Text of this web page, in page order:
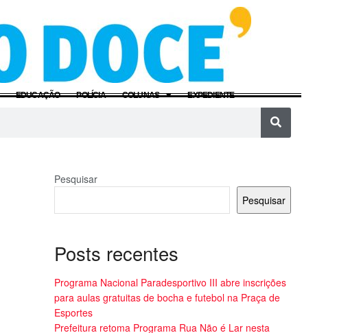
EDUCAÇÃO POLÍCIA COLUNAS EXPEDIENTE
Pesquisar
Pesquisar
Posts recentes
Programa Nacional Paradesportivo III abre inscrições
para aulas gratuitas de bocha e futebol na Praça de
Esportes
Prefeitura retoma Programa Rua Não é Lar nesta